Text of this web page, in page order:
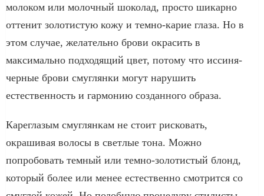
молоком или молочный шоколад, просто шикарно
оттенит золотистую кожу и темно-карие глаза. Но в
этом случае, желательно брови окрасить в
максимально подходящий цвет, потому что иссиня-
черные брови смуглянки могут нарушить
естественность и гармонию созданного образа.
Кареглазым смуглянкам не стоит рисковать,
окрашивая волосы в светлые тона. Можно
попробовать темный или темно-золотистый блонд,
который более или менее естественно смотрится со